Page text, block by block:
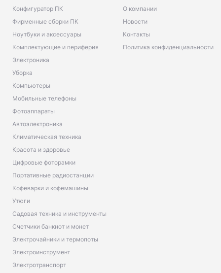
Конфигуратор ПК
Фирменные сборки ПК
Ноутбуки и аксессуары
Комплектующие и периферия
Электроника
Уборка
Компьютеры
Мобильные телефоны
Фотоаппараты
Автоэлектроника
Климатическая техника
Красота и здоровье
Цифровые фоторамки
Портативные радиостанции
Кофеварки и кофемашины
Утюги
Садовая техника и инструменты
Счетчики банкнот и монет
Электрочайники и термопоты
Электроинструмент
Электротранспорт
О компании
Новости
Контакты
Политика конфиденциальности